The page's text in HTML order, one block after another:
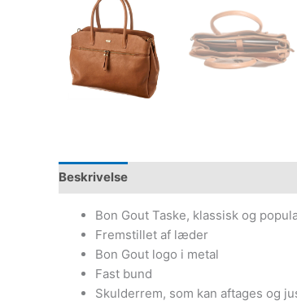
Beskrivelse
Bon Gout Taske, klassisk og
Fremstillet af læder
Bon Gout logo i metal
Fast bund
Skulderrem, som kan aftages og